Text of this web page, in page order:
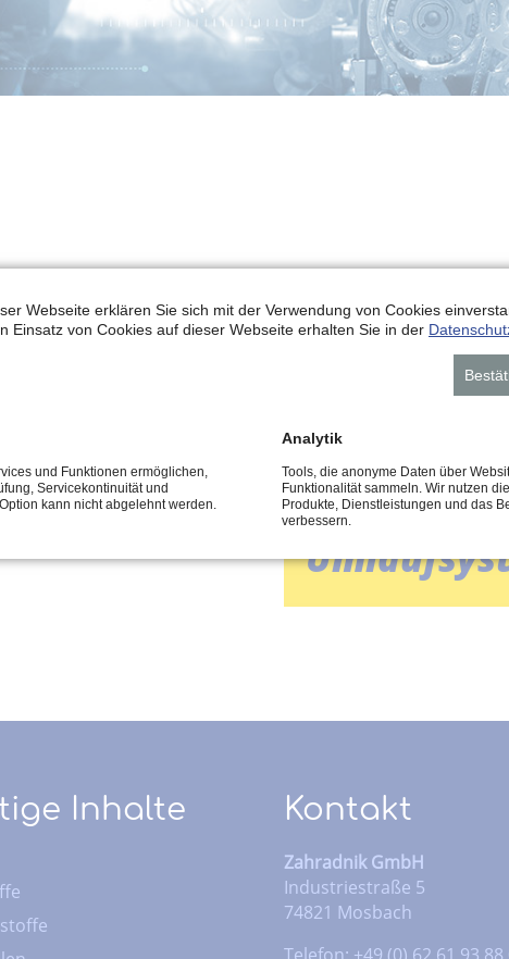
Inhalte Kontakt
Zahradnik GmbH
Industriestraße 5
74821 Mosbach
Telefon: +49 (0) 62 61 93 88
Webseite erklären Sie sich mit der Verwendung von Cookies
Einsatz von Cookies auf dieser Webseite erhalten Sie in der
und Funktionen ermöglichen,
Servicekontinuität und
kann nicht abgelehnt werden.
Analytik
Tools, die anonyme Daten über
Funktionalität sammeln. Wir nutzen
Produkte, Dienstleistungen und das
verbessern.